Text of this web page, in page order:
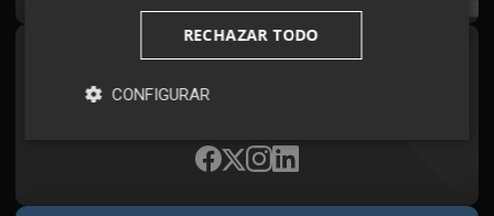
Síguenos en redes
Plaza Podcast, desde cualquier medio
RECHAZAR TODO
CONFIGURAR